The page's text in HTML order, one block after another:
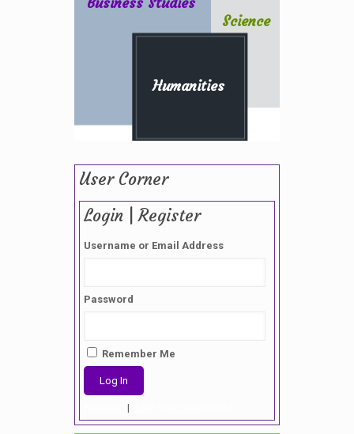
Humanities
Science
User Corner
Login | Register
Username or Email Address
Password
Remember Me
|